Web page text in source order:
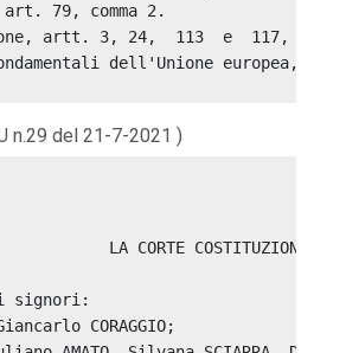
art. 79, comma 2.
artt. 3, 24,  113  e  117,
n.29 del 21-7-2021 )
LA CORTE COSTITUZIONALE
signori:
CORAGGIO;